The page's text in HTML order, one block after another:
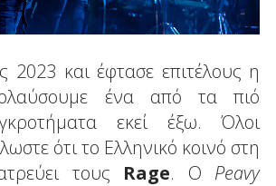
2023 και έφτασε επιτέλους η
ένα από τα πιό
εκεί έξω. Όλοι
ότι το Ελληνικό κοινό στη
τους Rage. Ο Peavy